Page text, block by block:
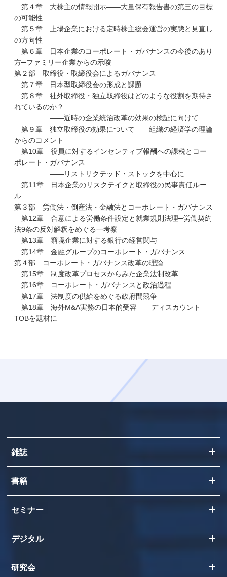
第４章 大株主の情報開示――大量保有報告書の第三の目標
の可能性
第５章 上場企業における定時株主総会運営の実態と見直し
の方向性
第６章 日本企業のコーポレート・ガバナンスの今後のあり
方─ファミリー企業からの示唆
第２部 取締役・取締役会によるガバナンス
第７章 日本型取締役会の形成と課題
第８章 社外取締役・独立取締役はどのような役割を期待さ
れているのか？
――近時の企業統治改革の効果の検証に向けて
第９章 独立取締役の効果について――組織の経済学の理論
からのコメント
第10章 役員に対するインセンティブ報酬への課税とコー
ポレート・ガバナンス
――リストリクテッド・ストックを中心に
第11章 日本企業のリスクテイクと取締役の民事責任ルー
ル
第３部 労働法・倒産法・金融法とコーポレート・ガバナンス
第12章 合意による労働条件設定と就業規則法理─労働契約
法9条の反対解釈をめぐる一考察
第13章 窮境企業に対する銀行の経営関与
第14章 金融グループのコーポレート・ガバナンス
第４部 コーポレート・ガバナンス改革の理論
第15章 制度改革プロセスからみた企業法制改革
第16章 コーポレート・ガバナンスと政治過程
第17章 法制度の供給をめぐる政府間競争
第18章 海外M&A実務の日本的受容――ディスカウント
TOBを題材に
雑誌
書籍
セミナー
デジタル
研究会